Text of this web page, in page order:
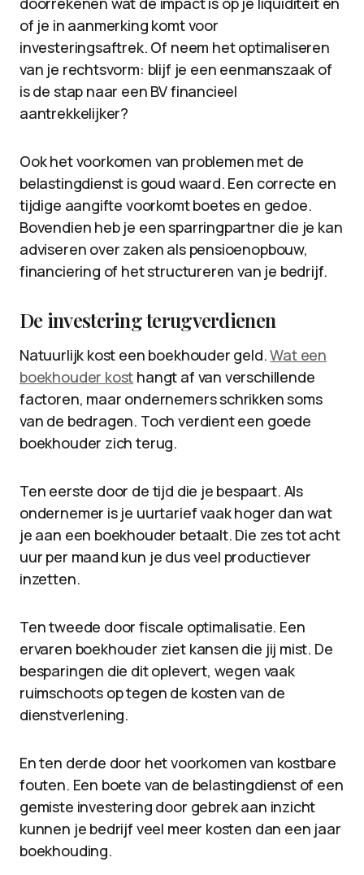
of je in aanmerking komt voor
investeringsaftrek. Of neem het optimaliseren
van je rechtsvorm: blijf je een eenmanszaak of
is de stap naar een BV financieel
aantrekkelijker?
Ook het voorkomen van problemen met de
belastingdienst is goud waard. Een correcte en
tijdige aangifte voorkomt boetes en gedoe.
Bovendien heb je een sparringpartner die je kan
adviseren over zaken als pensioenopbouw,
financiering of het structureren van je bedrijf.
De investering terugverdienen
Natuurlijk kost een boekhouder geld.Wat een
boekhouder kost hangt af van verschillende
factoren, maar ondernemers schrikken soms
van de bedragen. Toch verdient een goede
boekhouder zich terug.
Ten eerste door de tijd die je bespaart. Als
ondernemer is je uurtarief vaak hoger dan wat
je aan een boekhouder betaalt. Die zes tot acht
uur per maand kun je dus veel productiever
inzetten.
Ten tweede door fiscale optimalisatie. Een
ervaren boekhouder ziet kansen die jij mist. De
besparingen die dit oplevert, wegen vaak
ruimschoots op tegen de kosten van de
dienstverlening.
En ten derde door het voorkomen van kostbare
fouten. Een boete van de belastingdienst of een
gemiste investering door gebrek aan inzicht
kunnen je bedrijf veel meer kosten dan een jaar
boekhouding.